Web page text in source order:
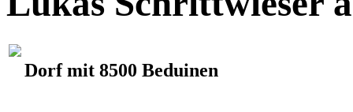
Dorf mit 8500 Beduinen